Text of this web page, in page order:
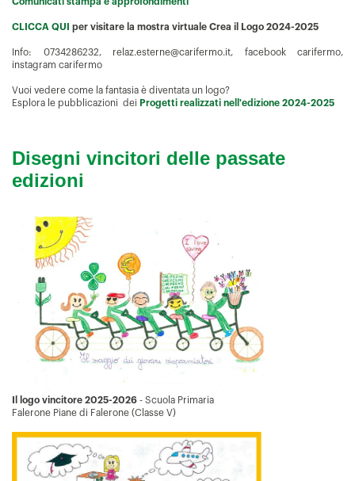
CLICCA QUI per visitare la mostra virtuale Crea il Logo 2024-2025
Info: 0734286232, relaz.esterne@carifermo.it, facebook carifermo,
instagram carifermo
Vuoi vedere come la fantasia è diventata un logo?
Esplora le pubblicazioni dei Progetti realizzati nell'edizione 2024-2025
Disegni vincitori delle passate
edizioni
Il logo vincitore 2025-2026 - Scuola Primaria
Falerone Piane di Falerone (Classe V)